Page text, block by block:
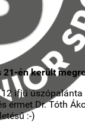
21-én került
12 ifjú
érmet Dr. Tóth
:-)